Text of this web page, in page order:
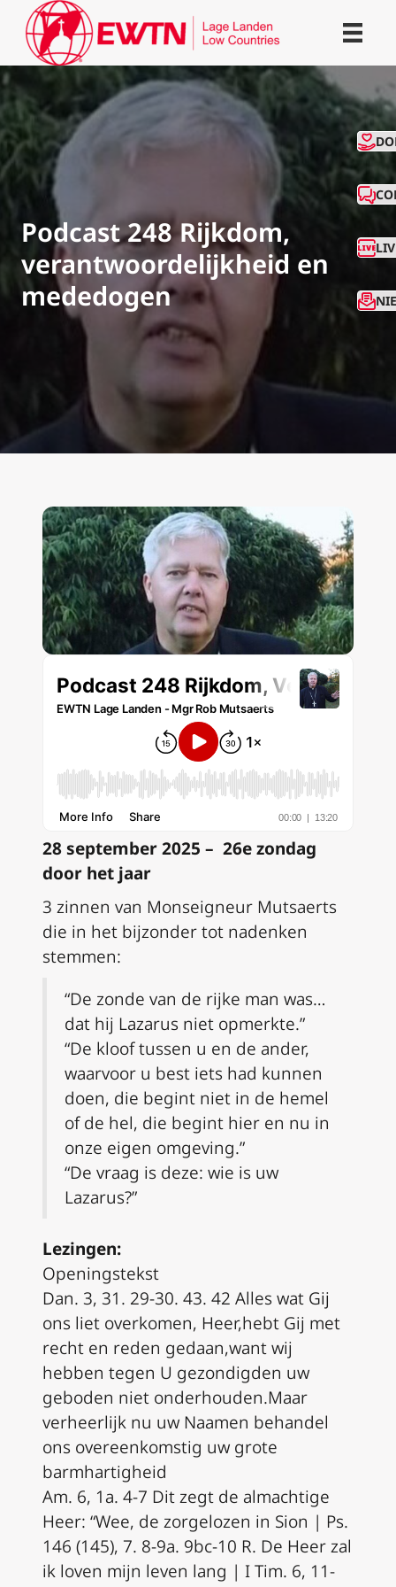
Podcast 248 Rijkdom,
verantwoordelijkheid en
mededogen
28 september 2025 – 26e zondag
door het jaar
3 zinnen van Monseigneur Mutsaerts
die in het bijzonder tot nadenken
stemmen:
“De zonde van de rijke man was…
dat hij Lazarus niet opmerkte.”
“De kloof tussen u en de ander,
waarvoor u best iets had kunnen
doen, die begint niet in de hemel
of de hel, die begint hier en nu in
onze eigen omgeving.”
“De vraag is deze: wie is uw
Lazarus?”
Lezingen:
Openingstekst
Dan. 3, 31. 29-30. 43. 42 Alles wat Gij
ons liet overkomen, Heer,hebt Gij met
recht en reden gedaan,want wij
hebben tegen U gezondigden uw
geboden niet onderhouden.Maar
verheerlijk nu uw Naamen behandel
ons overeenkomstig uw grote
barmhartigheid
Am. 6, 1a. 4-7 Dit zegt de almachtige
Heer: “Wee, de zorgelozen in Sion | Ps.
146 (145), 7. 8-9a. 9bc-10 R. De Heer zal
ik loven mijn leven lang | I Tim. 6, 11-